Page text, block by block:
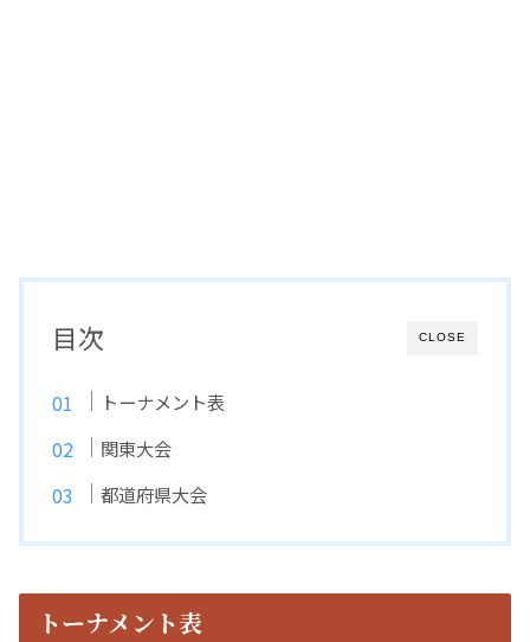
CLOSE
目次
トーナメント表
関東大会
都道府県大会
トーナメント表